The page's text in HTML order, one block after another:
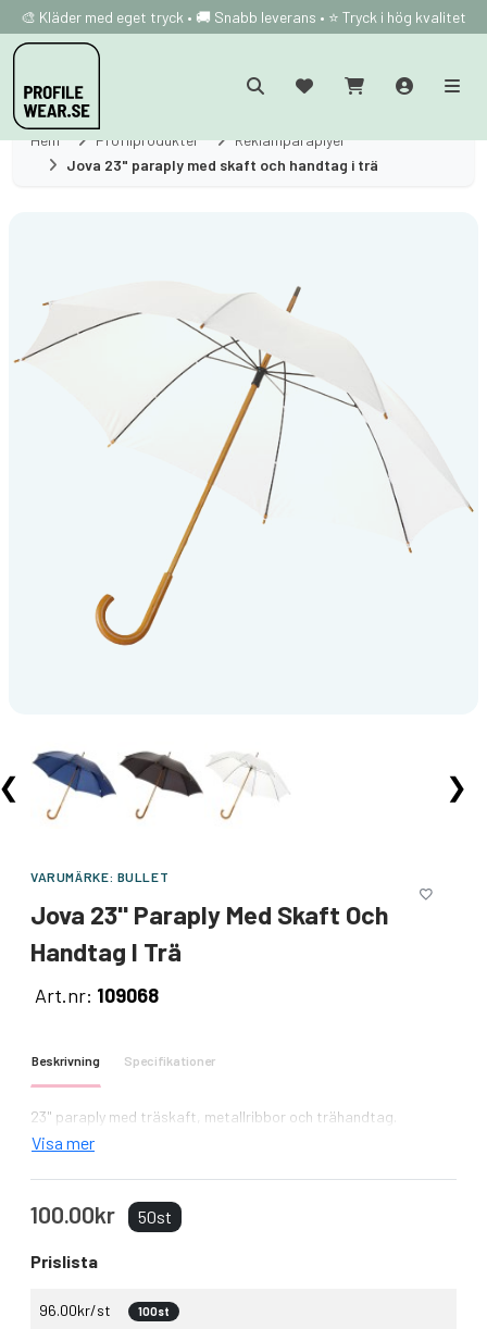
🎨 Kläder med eget tryck • 🚚 Snabb leverans • ⭐ Tryck i hög kvalitet
Hem Profilprodukter
Reklamparaplyer
Jova 23" paraply med skaft och handtag i trä
❯
VARUMÄRKE: BULLET
Jova 23" Paraply Med Skaft Och
Handtag I Trä
Art.nr: 109068
Beskrivning Specifikationer
23" paraply med träskaft, metallribbor och trähandtag.
Visa mer
100.00kr 50st
Prislista
96.00kr/st 100st